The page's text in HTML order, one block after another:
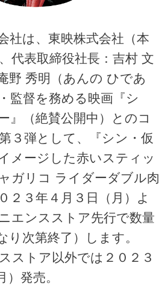
社は、東映株式会社（本
代表取締役社長：吉村 文
野 秀明（あんの ひであ
監督を務める映画『シ
』（絶賛公開中）とのコ
３弾として、『シン・仮
メージした赤いスティッ
ガリコ ライダーダブル肉
２３年４月３日（月）よ
エンスストア先行で数量
り次第終了）します。
ストア以外では２０２３
発売。